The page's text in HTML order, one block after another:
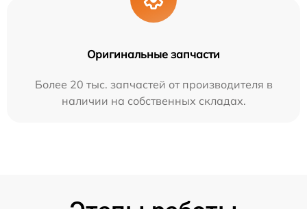
Оригинальные запчасти
Более 20 тыс. запчастей от производителя в
наличии на собственных складах.